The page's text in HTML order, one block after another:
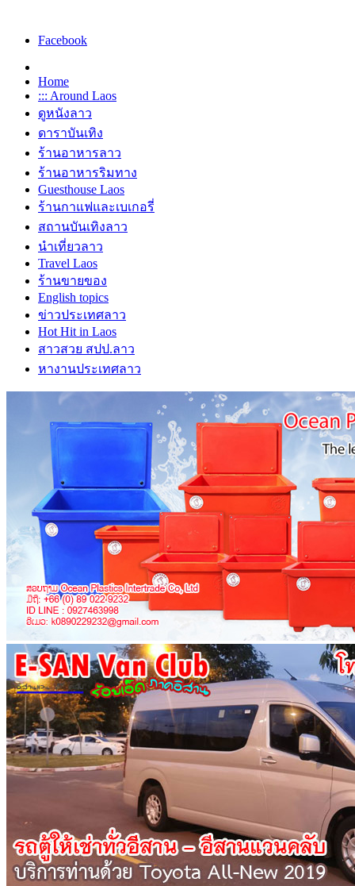
Facebook
Home
::: Around Laos
ดูหนังลาว
ดาราบันเทิง
ร้านอาหารลาว
ร้านอาหารริมทาง
Guesthouse Laos
ร้านกาแฟและเบเกอรี่
สถานบันเทิงลาว
นำเที่ยวลาว
Travel Laos
ร้านขายของ
English topics
ข่าวประเทศลาว
Hot Hit in Laos
สาวสวย สปป.ลาว
หางานประเทศลาว